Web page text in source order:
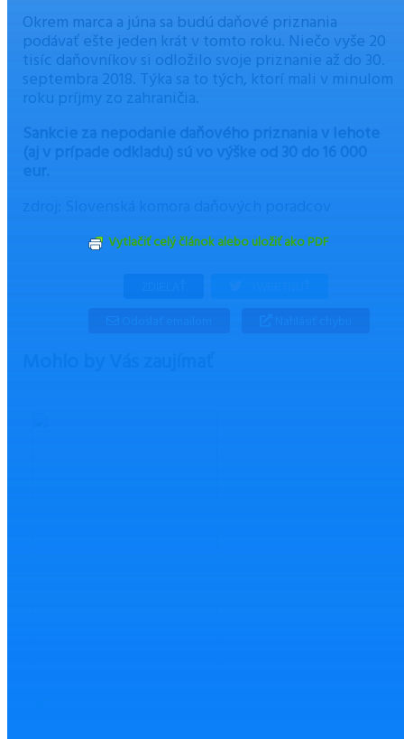
Okrem marca a júna sa budú daňové priznania
podávať ešte jeden krát v tomto roku. Niečo vyše 20
tisíc daňovníkov si odložilo svoje priznanie až do 30.
septembra 2018. Týka sa to tých, ktorí mali v minulom
roku príjmy zo zahraničia.
Vytlačiť celý článok alebo uložiť ako PDF